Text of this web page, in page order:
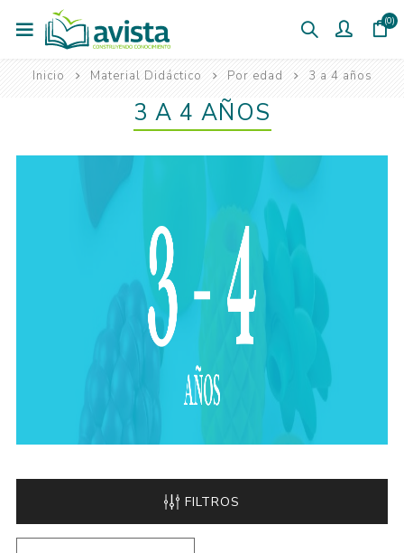
(0)
Inicio Material Didáctico Por edad 3 a 4 años
3 A 4 AÑOS
FILTROS